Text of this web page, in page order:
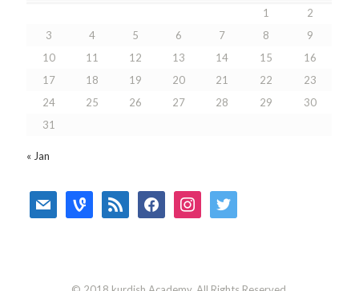
1
2
3
4 5 6 7 8
9
10
11 12 13 14 15
16
17
18 19 20 21 22
23
24
25 26 27 28 29
30
31
« Jan
mail vine rss facebookinstagramtwitter